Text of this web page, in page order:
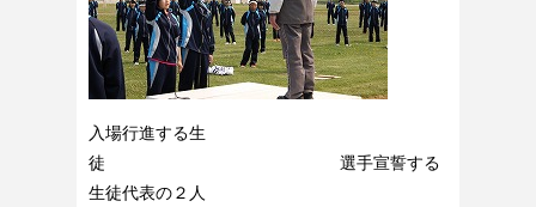
入場行進する生
徒 選手宣誓する
生徒代表の２人